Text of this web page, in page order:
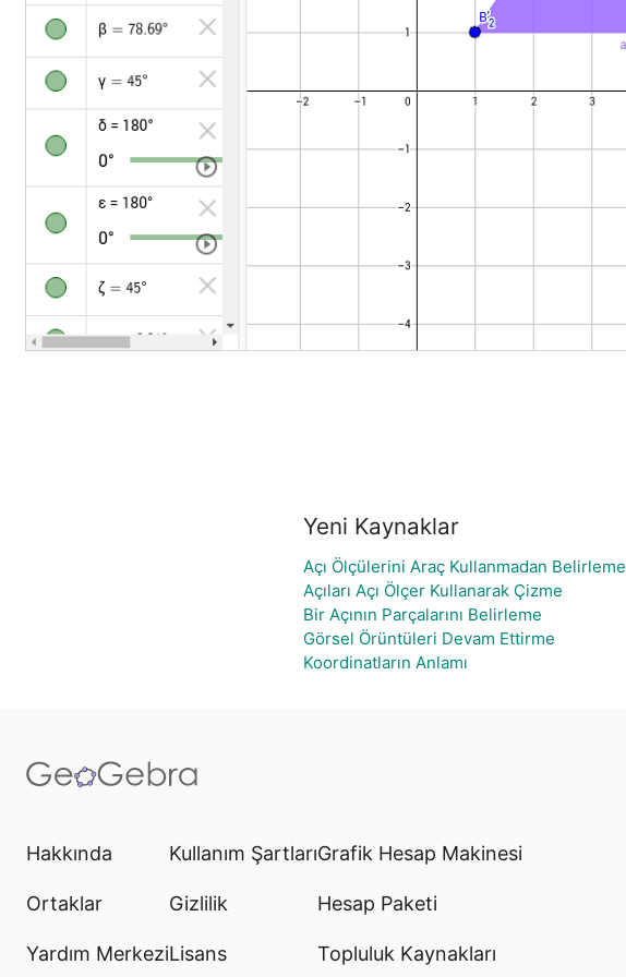
Yeni Kaynaklar
Açı Ölçülerini Araç Kullanmadan Belirleme
Açıları Açı Ölçer Kullanarak Çizme
Bir Açının Parçalarını Belirleme
Görsel Örüntüleri Devam Ettirme
Koordinatların Anlamı
Hakkında
Ortaklar
Yardım Merkezi
Kullanım Şartları
Gizlilik
Lisans
Grafik Hesap Makinesi
Hesap Paketi
Topluluk Kaynakları